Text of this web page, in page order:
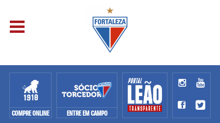
COMPRE ONLINE ENTRE EM CAMPO